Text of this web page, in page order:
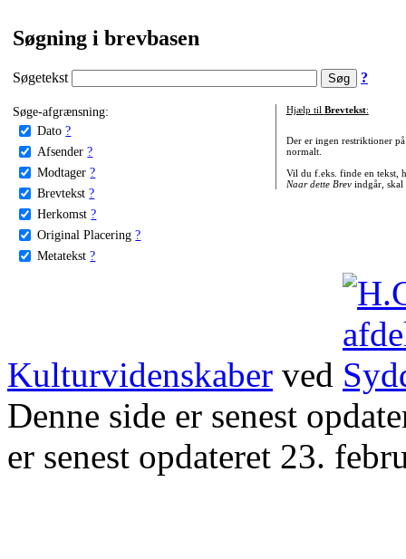
Søgning i brevbasen
Søgetekst ?
Søge-afgrænsning:
Dato ?
Afsender ?
Modtager ?
Brevtekst ?
Herkomst ?
Original Placering ?
Metatekst ?
Hjælp til Brevtekst:
Der er ingen restriktioner
normalt.
Vil du f.eks. finde en tekst,
Naar dette Brevindgår, skal
Kulturvidenskaber ved
Denne side er senest
er senest opdateret 23.